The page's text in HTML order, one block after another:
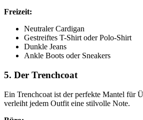
Freizeit:
Neutraler Cardigan
Gestreiftes T-Shirt oder Polo-Shirt
Dunkle Jeans
Ankle Boots oder Sneakers
5. Der Trenchcoat
Ein Trenchcoat ist der perfekte Mantel für
verleiht jedem Outfit eine stilvolle Note.